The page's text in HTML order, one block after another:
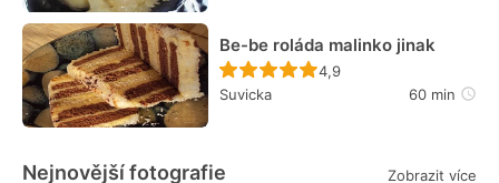
Be-be roláda malinko jinak
Recept ještě nebyl
4,9
Suvicka
60 min
Nejnovější fotografie Zobrazit více